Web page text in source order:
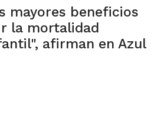
mayores beneficios
la mortalidad
afirman en Azul